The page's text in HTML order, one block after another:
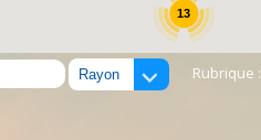
13
Rubrique :